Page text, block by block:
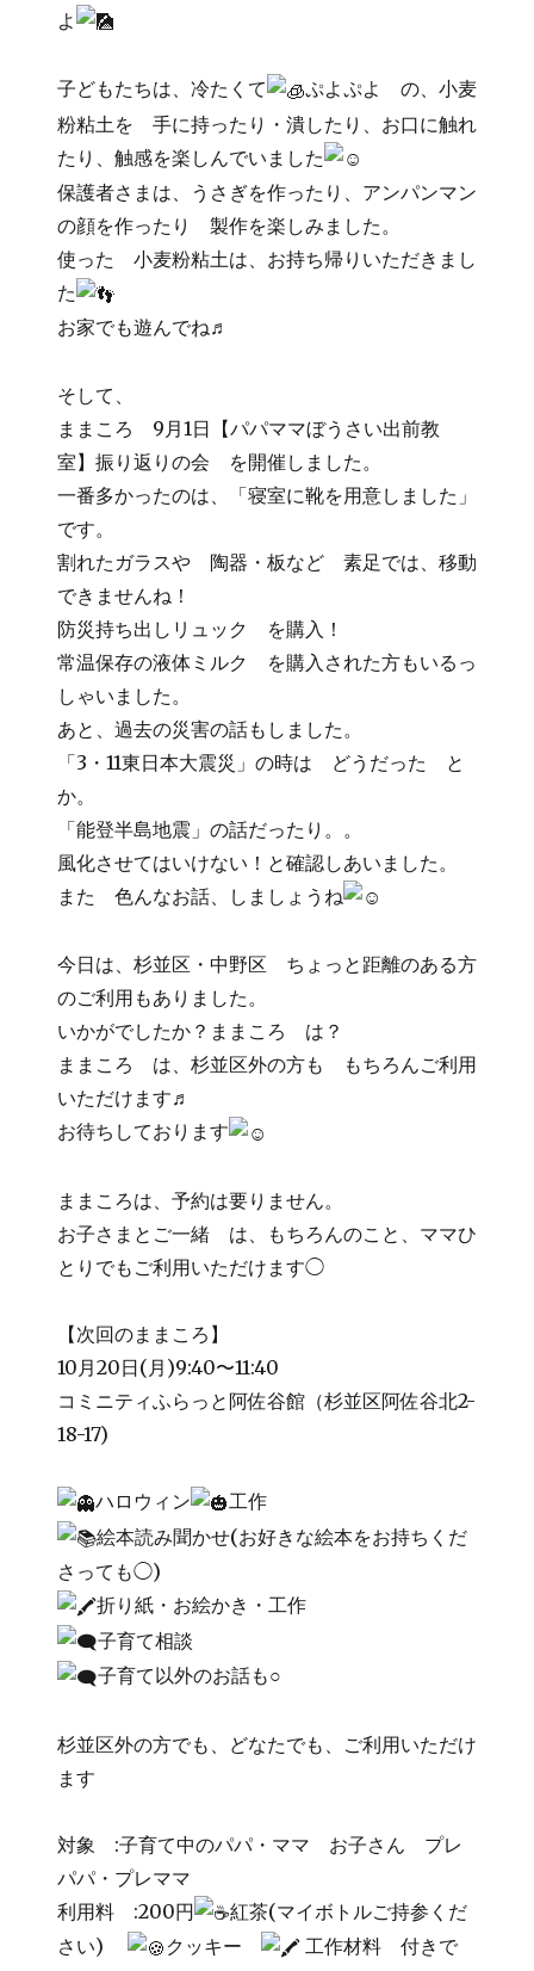
よ
子どもたちは、冷たくて
ぷよぷよ の、小麦
粉粘土を 手に持ったり・潰したり、お口に触れ
たり、触感を楽しんでいました
保護者さまは、うさぎを作ったり、アンパンマン
の顔を作ったり 製作を楽しみました。
使った 小麦粉粘土は、お持ち帰りいただきまし
た
お家でも遊んでね♬
そして、
ままころ 9月1日【パパママぼうさい出前教
室】振り返りの会 を開催しました。
一番多かったのは、「寝室に靴を用意しました」
です。
割れたガラスや 陶器・板など 素足では、移動
できませんね！
防災持ち出しリュック を購入！
常温保存の液体ミルク を購入された方もいるっ
しゃいました。
あと、過去の災害の話もしました。
「3・11東日本大震災」の時は どうだった と
か。
「能登半島地震」の話だったり。。
風化させてはいけない！と確認しあいました。
また 色んなお話、しましょうね
今日は、杉並区・中野区 ちょっと距離のある方
のご利用もありました。
いかがでしたか？ままころ は？
ままころ は、杉並区外の方も もちろんご利用
いただけます♬
お待ちしております
ままころは、予約は要りません。
お子さまとご一緒 は、もちろんのこと、ママひ
とりでもご利用いただけます◯
【次回のままころ】
10月20日(月)9:40〜11:40
コミニティふらっと阿佐谷館（杉並区阿佐谷北2-
18-17)
ハロウィン
工作
絵本読み聞かせ(お好きな絵本をお持ちくだ
さっても◯)
折り紙・お絵かき・工作
子育て相談
子育て以外のお話も○
杉並区外の方でも、どなたでも、ご利用いただけ
ます
対象 :子育て中のパパ・ママ お子さん プレ
パパ・プレママ
利用料 :200円
紅茶(マイボトルご持参くだ
さい)
クッキー
工作材料 付きで